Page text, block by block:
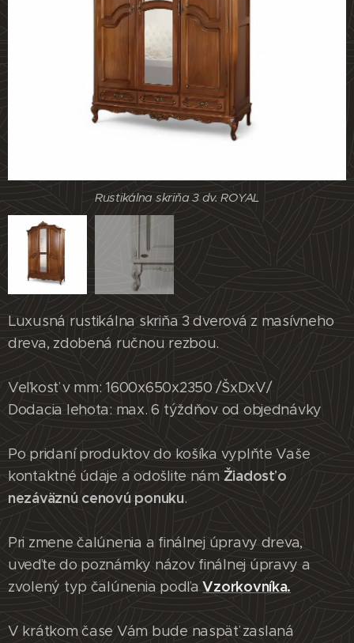
Rustikálna skriňa 3 dv. ROYAL
Rustikálna skriňa 3 dv. ROYAL
Luxusná rustikálna skriňa 3 dverová z masívneho
dreva, zdobená ručnou rezbou.
Veľkosť v mm: 1600x650x2350 /ŠxDxV/
Dodacia lehota: max. 6 týždňov od objednávky
Po pridaní produktov do košíka vyplňte Vaše
kontaktné údaje a odošlite nám Žiadosť o
nezáväznú cenovú ponuku.
Pri zmene čalúnenia a finálnej úpravy dreva,
uveďte do poznámky názov finálnej úpravy a
zvolený typ čalúnenia podľaVzorkovníka.
V krátkom čase Vám bude naspäť zaslaná